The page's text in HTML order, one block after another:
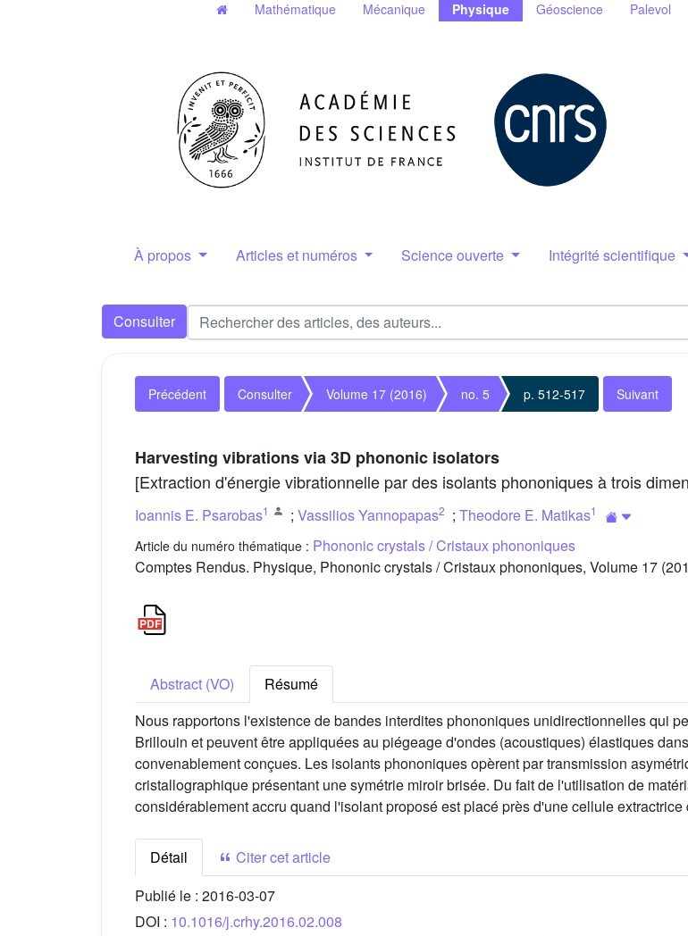
Mathématique Mécanique Physique Géoscience Palevol
À propos Articles et numéros Science ouverte Intégrité scientifique
Consulter
Précédent Consulter Volume 17 (2016) no. 5 p. 512-517 Suivant
Harvesting vibrations via 3D phononic isolators
[Extraction d'énergie vibrationnelle par des isolants phononiques à trois
Ioannis E. Psarobas1 ; Vassilios Yannopapas2 ; Theodore E. Matikas1
Article du numéro thématique : Phononic crystals / Cristaux phononiques
Comptes Rendus. Physique, Phononic crystals / Cristaux phononiques, Volume 17
Abstract (VO)
Résumé
Nous rapportons l'existence de bandes interdites phononiques unidirectionnelles qui
Brillouin et peuvent être appliquées au piégeage d'ondes (acoustiques) élastiques
convenablement conçues. Les isolants phononiques opèrent par transmission
cristallographique présentant une symétrie miroir brisée. Du fait de l'utilisation de
considérablement accru quand l'isolant proposé est placé près d'une cellule
Détail
Citer cet article
Publié le : 2016-03-07
DOI : 10.1016/j.crhy.2016.02.008